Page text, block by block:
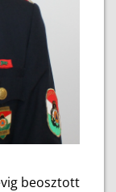
beosztott